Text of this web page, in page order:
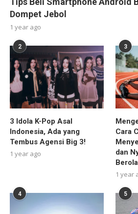
Dompet Jebol
1 year ago
2
3 Idola K-Pop Asal
Indonesia, Ada yang
Tembus Agensi Big 3!
1 year ago
3
Cara
dan
1 year
4 5